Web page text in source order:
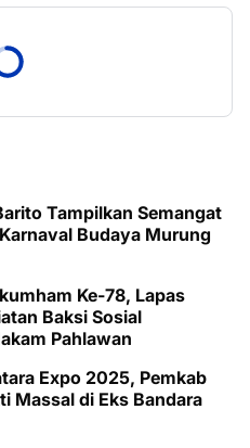
Tampilkan Semangat
Budaya Murung
Ke-78, Lapas
Baksi Sosial
Pahlawan
Expo 2025, Pemkab
Massal di Eks Bandara